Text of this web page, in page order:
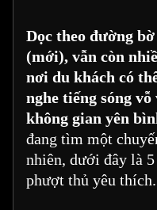
Dọc theo đường
(mới), vẫn còn
nơi du khách có
nghe tiếng sóng
không gian yên
đang tìm một
nhiên, dưới đây là
phượt thủ yêu thích.